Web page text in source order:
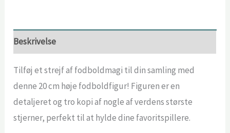
Beskrivelse
Tilføj et strejf af fodboldmagi til din samling med
denne 20 cm høje fodboldfigur! Figuren er en
detaljeret og tro kopi af nogle af verdens største
stjerner, perfekt til at hylde dine favoritspillere.